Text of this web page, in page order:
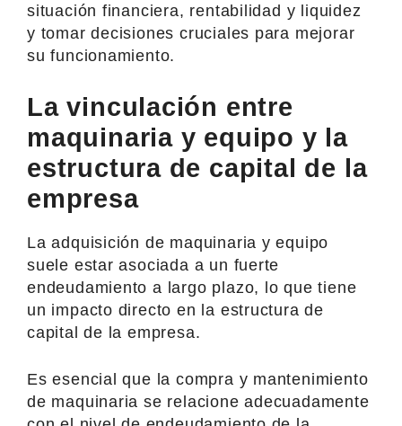
situación financiera, rentabilidad y liquidez
y tomar decisiones cruciales para mejorar
su funcionamiento.
La vinculación entre
maquinaria y equipo y la
estructura de capital de la
empresa
La adquisición de maquinaria y equipo
suele estar asociada a un fuerte
endeudamiento a largo plazo, lo que tiene
un impacto directo en la estructura de
capital de la empresa.
Es esencial que la compra y mantenimiento
de maquinaria se relacione adecuadamente